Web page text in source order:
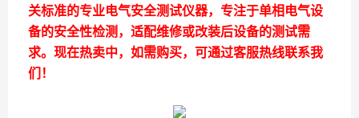
关标准的专业电气安全测试仪器，专注于单相电气设
备的安全性检测，适配维修或改装后设备的测试需
求。现在热卖中，如需购买，可通过客服热线联系我
们！